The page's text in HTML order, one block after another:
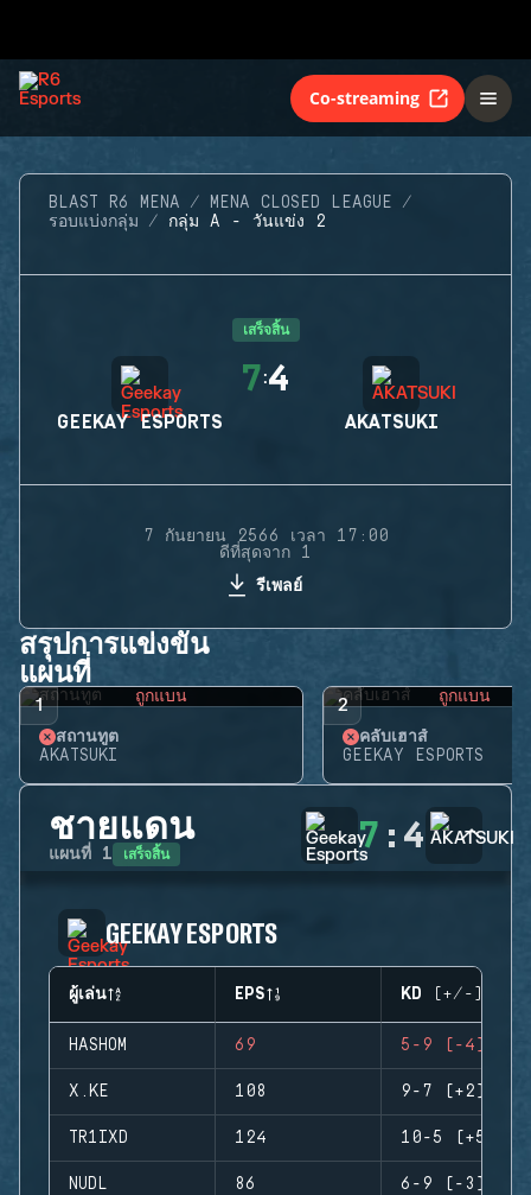
Co-streaming
BLAST R6 MENA
MENA CLOSED LEAGUE
รอบแบ่งกลุ่ม
กลุ่ม A - วันแข่ง 2
เสร็จสิ้น
GEEKAY ESPORTS
7:4
AKATSUKI
7 กันยายน 2566 เวลา 17:00
ดีที่สุดจาก 1
รีเพลย์
สรุปการแข่งขัน
แผนที่
1 ถูกแบน
สถานทูต
AKATSUKI
2 ถูกแบน
คลับเฮาส์
GEEKAY ESPORTS
ชายแดน
แผนที่ 1 เสร็จสิ้น 7 : 4
GEEKAY ESPORTS
ผู้เล่น EPS KD (+/-)
HASHOM 69 5-9 (-4)
X.KE 108 9-7 (+2)
TR1IXD 124 10-5 (+5)
NUDL 86 6-9 (-3)